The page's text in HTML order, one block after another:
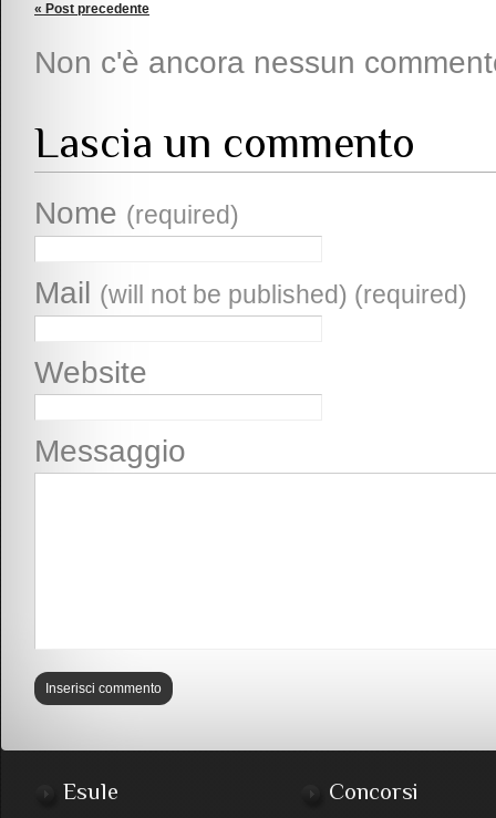
« Post precedente
Non c'è ancora nessun
Lascia un commento
Nome (required)
Mail (will not be published) (required)
Website
Messaggio
Esule Concorsi